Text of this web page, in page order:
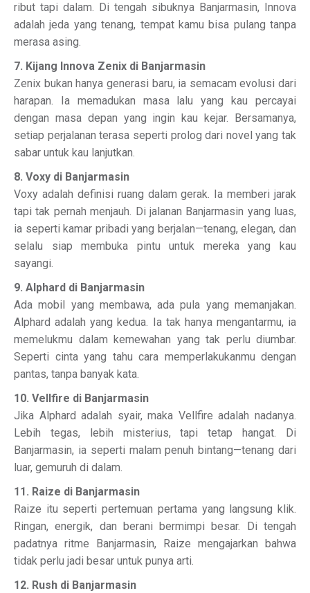
ribut tapi dalam. Di tengah sibuknya Banjarmasin, Innova
adalah jeda yang tenang, tempat kamu bisa pulang tanpa
merasa asing.
7. Kijang Innova Zenix di Banjarmasin
Zenix bukan hanya generasi baru, ia semacam evolusi dari
harapan. Ia memadukan masa lalu yang kau percayai
dengan masa depan yang ingin kau kejar. Bersamanya,
setiap perjalanan terasa seperti prolog dari novel yang tak
sabar untuk kau lanjutkan.
8. Voxy di Banjarmasin
Voxy adalah definisi ruang dalam gerak. Ia memberi jarak
tapi tak pernah menjauh. Di jalanan Banjarmasin yang luas,
ia seperti kamar pribadi yang berjalan—tenang, elegan, dan
selalu siap membuka pintu untuk mereka yang kau
sayangi.
9. Alphard di Banjarmasin
Ada mobil yang membawa, ada pula yang memanjakan.
Alphard adalah yang kedua. Ia tak hanya mengantarmu, ia
memelukmu dalam kemewahan yang tak perlu diumbar.
Seperti cinta yang tahu cara memperlakukanmu dengan
pantas, tanpa banyak kata.
10. Vellfire di Banjarmasin
Jika Alphard adalah syair, maka Vellfire adalah nadanya.
Lebih tegas, lebih misterius, tapi tetap hangat. Di
Banjarmasin, ia seperti malam penuh bintang—tenang dari
luar, gemuruh di dalam.
11. Raize di Banjarmasin
Raize itu seperti pertemuan pertama yang langsung klik.
Ringan, energik, dan berani bermimpi besar. Di tengah
padatnya ritme Banjarmasin, Raize mengajarkan bahwa
tidak perlu jadi besar untuk punya arti.
12. Rush di Banjarmasin